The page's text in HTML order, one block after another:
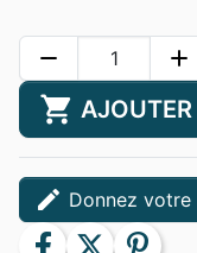
remove add
shopping_cart
edit Donnez votre
facebook twitter pinterest